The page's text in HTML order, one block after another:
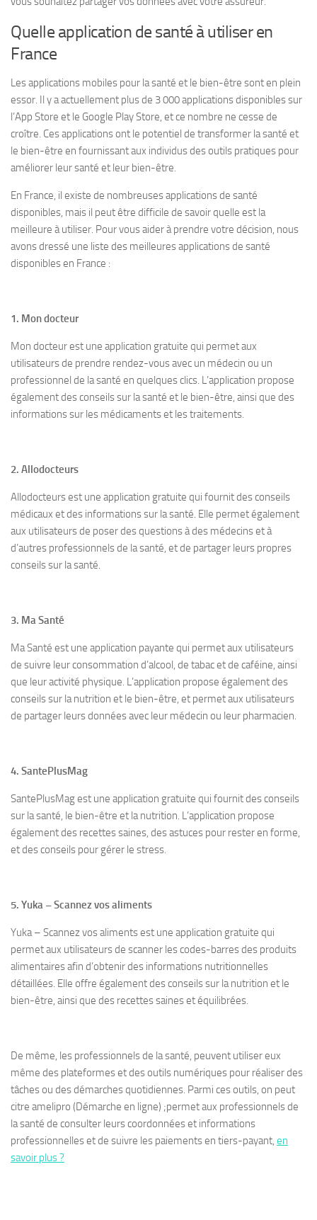
Quelle application de santé à utiliser en
France
Les applications mobiles pour la santé et le bien-être sont en plein
essor. Il y a actuellement plus de 3 000 applications disponibles sur
l’App Store et le Google Play Store, et ce nombre ne cesse de
croître. Ces applications ont le potentiel de transformer la santé et
le bien-être en fournissant aux individus des outils pratiques pour
améliorer leur santé et leur bien-être.
En France, il existe de nombreuses applications de santé
disponibles, mais il peut être difficile de savoir quelle est la
meilleure à utiliser. Pour vous aider à prendre votre décision, nous
avons dressé une liste des meilleures applications de santé
disponibles en France :
1. Mon docteur
Mon docteur est une application gratuite qui permet aux
utilisateurs de prendre rendez-vous avec un médecin ou un
professionnel de la santé en quelques clics. L’application propose
également des conseils sur la santé et le bien-être, ainsi que des
informations sur les médicaments et les traitements.
2. Allodocteurs
Allodocteurs est une application gratuite qui fournit des conseils
médicaux et des informations sur la santé. Elle permet également
aux utilisateurs de poser des questions à des médecins et à
d’autres professionnels de la santé, et de partager leurs propres
conseils sur la santé.
3. Ma Santé
Ma Santé est une application payante qui permet aux utilisateurs
de suivre leur consommation d’alcool, de tabac et de caféine, ainsi
que leur activité physique. L’application propose également des
conseils sur la nutrition et le bien-être, et permet aux utilisateurs
de partager leurs données avec leur médecin ou leur pharmacien.
4. SantePlusMag
SantePlusMag est une application gratuite qui fournit des conseils
sur la santé, le bien-être et la nutrition. L’application propose
également des recettes saines, des astuces pour rester en forme,
et des conseils pour gérer le stress.
5. Yuka – Scannez vos aliments
Yuka – Scannez vos aliments est une application gratuite qui
permet aux utilisateurs de scanner les codes-barres des produits
alimentaires afin d’obtenir des informations nutritionnelles
détaillées. Elle offre également des conseils sur la nutrition et le
bien-être, ainsi que des recettes saines et équilibrées.
De même, les professionnels de la santé, peuvent utiliser eux
même des plateformes et des outils numériques pour réaliser des
tâches ou des démarches quotidiennes. Parmi ces outils, on peut
citre amelipro (Démarche en ligne) ;permet aux professionnels de
la santé de consulter leurs coordonnées et informations
professionnelles et de suivre les paiements en tiers-payant, en
savoir plus ?